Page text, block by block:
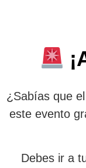
¿Sabías que
este evento
Debes ir a